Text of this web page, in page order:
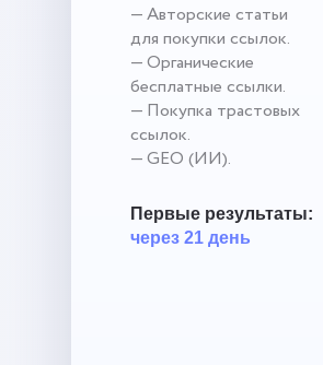
— Авторские статьи
для покупки ссылок.
— Органические
бесплатные ссылки.
— Покупка трастовых
ссылок.
— GEO (ИИ).
Первые результаты:
через 21 день